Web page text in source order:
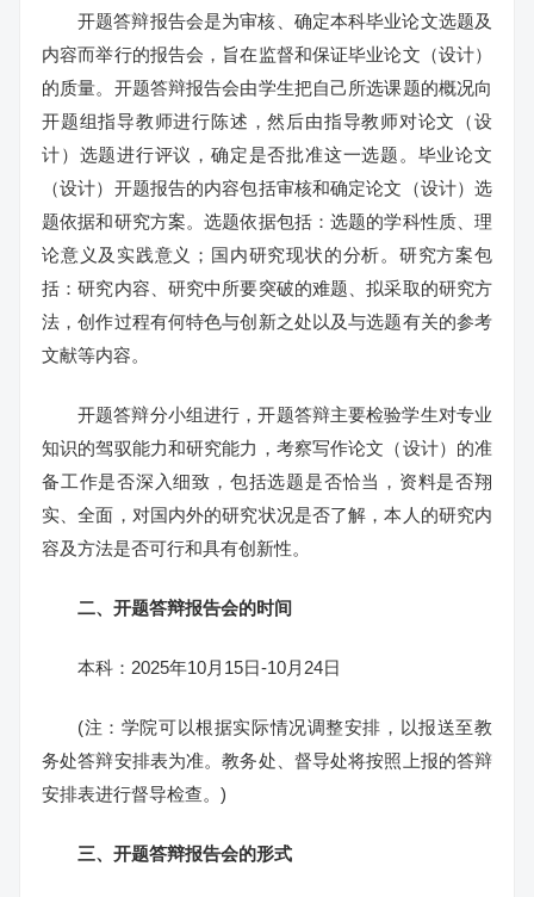
开题答辩报告会是为审核、确定本科毕业论文选题及
内容而举行的报告会，旨在监督和保证毕业论文（设计）
的质量。开题答辩报告会由学生把自己所选课题的概况向
开题组指导教师进行陈述，然后由指导教师对论文（设
计）选题进行评议，确定是否批准这一选题。毕业论文
（设计）开题报告的内容包括审核和确定论文（设计）选
题依据和研究方案。选题依据包括：选题的学科性质、理
论意义及实践意义；国内研究现状的分析。研究方案包
括：研究内容、研究中所要突破的难题、拟采取的研究方
法，创作过程有何特色与创新之处以及与选题有关的参考
文献等内容。
开题答辩分小组进行，开题答辩主要检验学生对专业
知识的驾驭能力和研究能力，考察写作论文（设计）的准
备工作是否深入细致，包括选题是否恰当，资料是否翔
实、全面，对国内外的研究状况是否了解，本人的研究内
容及方法是否可行和具有创新性。
二、开题答辩报告会的时间
本科：2025年10月15日-10月24日
(注：学院可以根据实际情况调整安排，以报送至教
务处答辩安排表为准。教务处、督导处将按照上报的答辩
安排表进行督导检查。)
三、开题答辩报告会的形式